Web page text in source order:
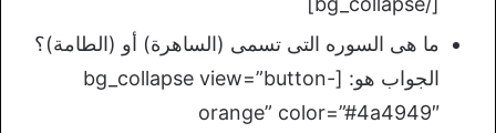
ما هى السوره التى تسمى (الساهرة) أو (الطامة)؟
الجواب هو: [bg_collapse view=”button-
orange” color=”#4a4949″